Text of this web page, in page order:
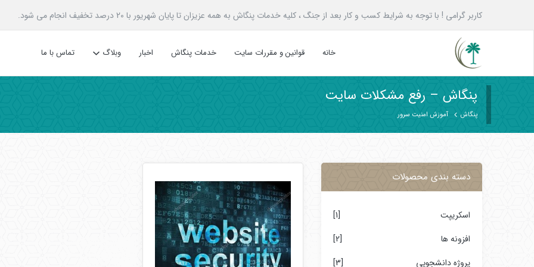
کاربر گرامی ! با توجه به شرایط کسب و کار بعد از جنگ ، کلیه خدمات پنگاش به همه عزیزان تا پایان شهریور با 20 درصد تخفیف انجام می شود.
خانه قوانین و مقررات سایت خدمات پنگاش اخبار وبلاگ تماس با ما
پنگاش – رفع مشکلات سایت
پنگاش آموزش امنیت سرور
دسته بندی محصولات
اسکریپت
[1]
افزونه ها
[2]
پروژه دانشجویی
[3]